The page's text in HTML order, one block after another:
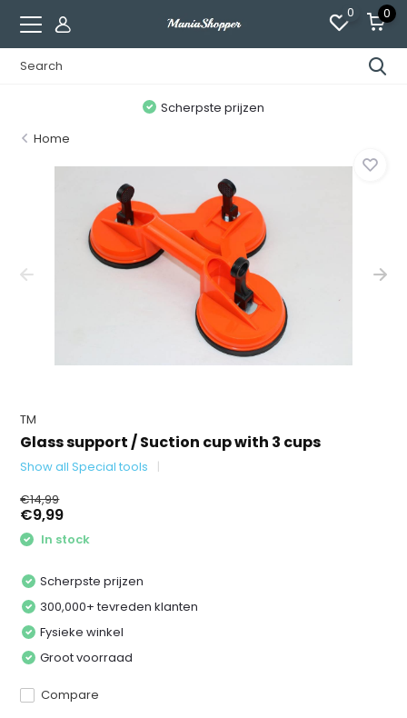
0 0
Scherpste prijzen
Home
TM
Glass support / Suction cup with 3 cups
Show all Special tools
€14,99
€9,99
In stock
Scherpste prijzen
300,000+ tevreden klanten
Fysieke winkel
Groot voorraad
Compare